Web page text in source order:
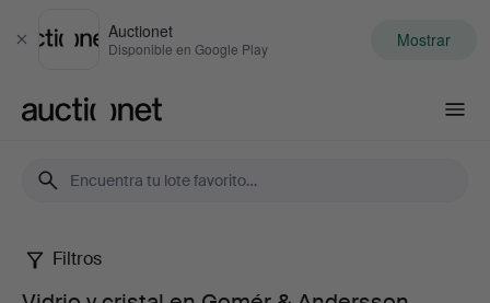
Cerrar
Auctionet
Disponible en Google Play Mostrar
Vidrio
Filtros